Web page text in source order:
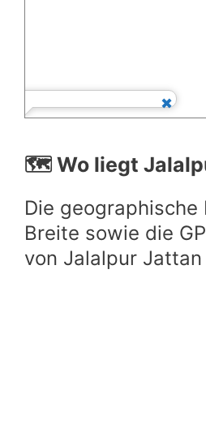
🗺️ Wo liegt
Die geographische
Breite sowie die
von Jalalpur Jattan